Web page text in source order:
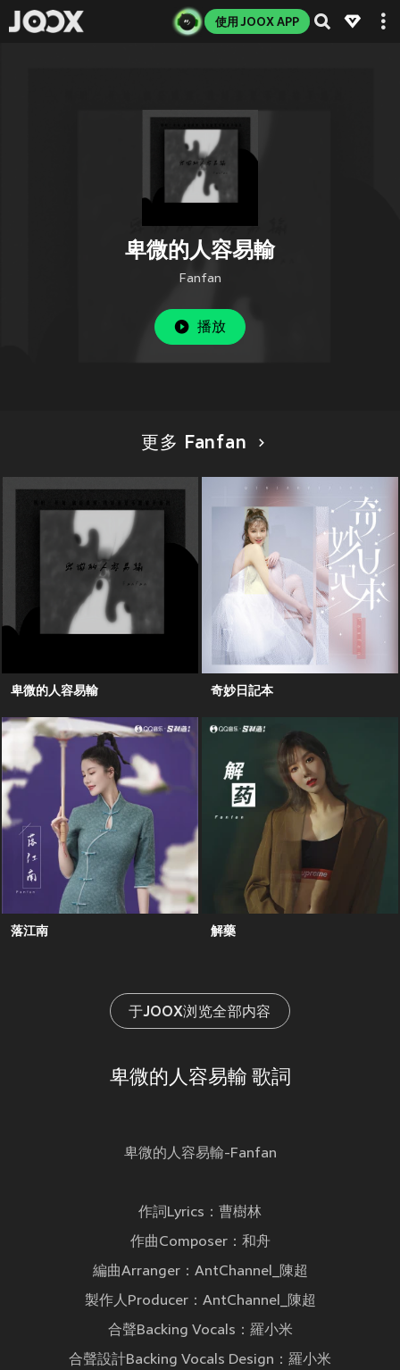
使用 JOOX APP
卑微的人容易輸
Fanfan
播放
更多 Fanfan
卑微的人容易輸 奇妙日記本
落江南 解藥
于JOOX浏览全部内容
卑微的人容易輸 歌詞
卑微的人容易輸-Fanfan
作詞Lyrics：曹樹林
作曲Composer：和舟
編曲Arranger：AntChannel_陳超
製作人Producer：AntChannel_陳超
合聲Backing Vocals：羅小米
合聲設計Backing Vocals Design：羅小米